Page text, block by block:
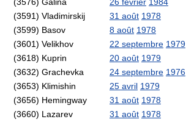
(3591) Vladimirskij
31 août 1978
(3599) Basov
8 août 1978
(3601) Velikhov
22 septembre 1979
(3618) Kuprin
20 août 1979
(3632) Grachevka
24 septembre 1976
(3653) Klimishin
25 avril 1979
(3656) Hemingway
31 août 1978
(3660) Lazarev
31 août 1978